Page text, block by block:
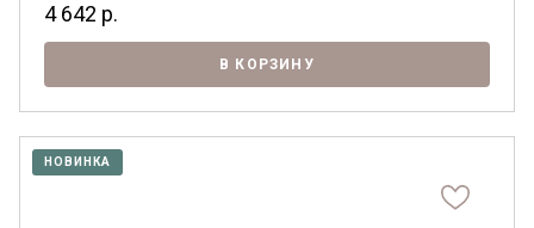
4 642 р.
В КОРЗИНУ
НОВИНКА